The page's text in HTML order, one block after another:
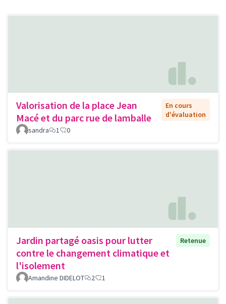
Valorisation de la place Jean
Macé et du parc rue de lamballe
En cours
d'évaluation
sandra
1 0
Jardin partagé oasis pour lutter
contre le changement climatique et
l'isolement
Retenue
Amandine DIDELOT 2 1